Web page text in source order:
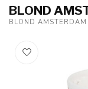
BLOND
BLOND AMSTERDAM